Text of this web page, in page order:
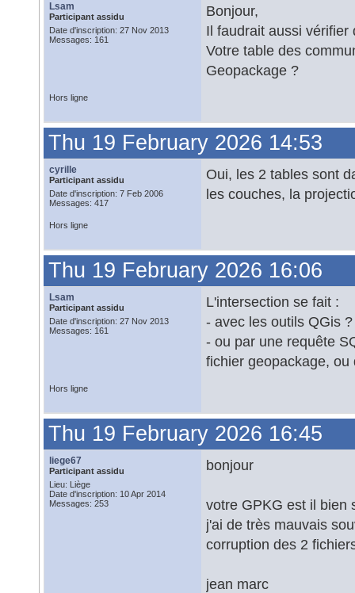
Lsam
Participant assidu
Date d'inscription: 27 Nov 2013
Messages: 161
Bonjour,
Il faudrait aussi
Votre table des
Geopackage ?
Hors ligne
Thu 19 February 2026 14:53
cyrille
Participant assidu
Date d'inscription: 7 Feb 2006
Messages: 417
Oui, les 2 tables sont
les couches, la
Hors ligne
Thu 19 February 2026 16:06
Lsam
Participant assidu
Date d'inscription: 27 Nov 2013
Messages: 161
L'intersection se fait :
- avec les outils QGis ?
- ou par une requête
fichier geopackage,
Hors ligne
Thu 19 February 2026 16:45
liege67
Participant assidu
Lieu: Liège
Date d'inscription: 10 Apr 2014
Messages: 253
bonjour
votre GPKG est il bien
j'ai de très mauvais
corruption des 2
jean marc